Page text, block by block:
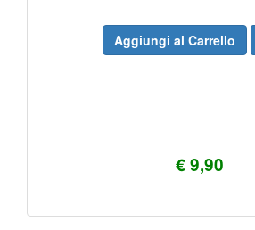
€ 9,90
Aggiungi al Carrello